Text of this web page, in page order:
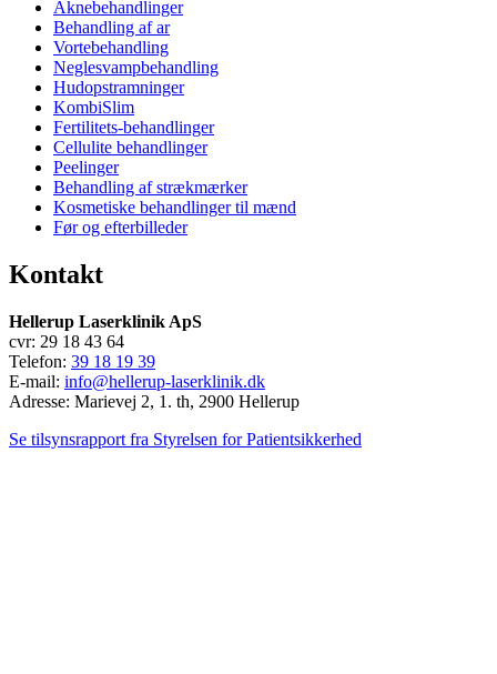
Aknebehandlinger
Behandling af ar
Vortebehandling
Neglesvampbehandling
Hudopstramninger
KombiSlim
Fertilitets-behandlinger
Cellulite behandlinger
Peelinger
Behandling af strækmærker
Kosmetiske behandlinger til mænd
Før og efterbilleder
Kontakt
Hellerup Laserklinik ApS
cvr: 29 18 43 64
Telefon: 39 18 19 39
E-mail: info@hellerup-laserklinik.dk
Adresse: Marievej 2, 1. th, 2900 Hellerup
Se tilsynsrapport fra Styrelsen for Patientsikkerhed